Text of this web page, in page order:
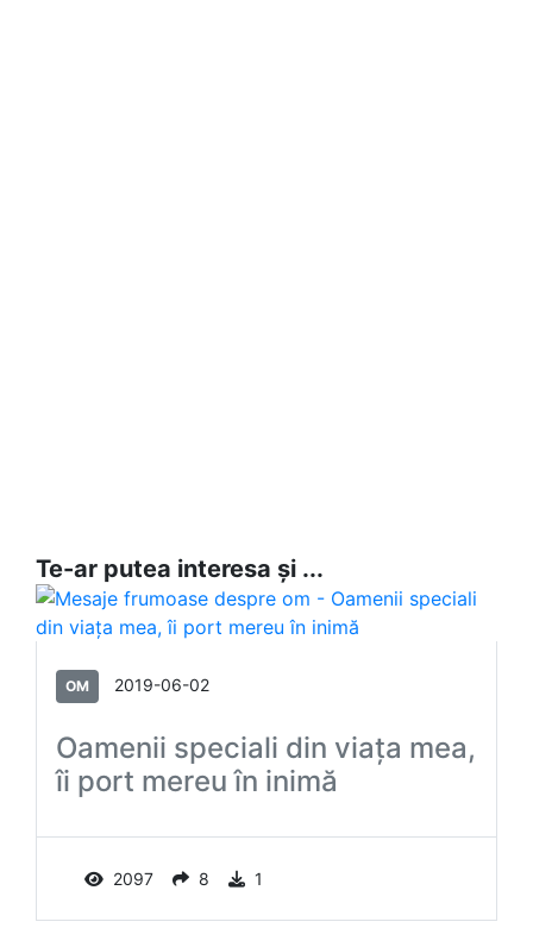
Te-ar putea interesa și ...
OM 2019-06-02
Oamenii speciali din viața mea,
îi port mereu în inimă
2097 8 1